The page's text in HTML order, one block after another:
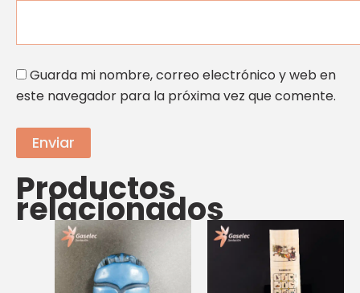
Guarda mi nombre, correo electrónico y web en
este navegador para la próxima vez que comente.
Productos
relacionados